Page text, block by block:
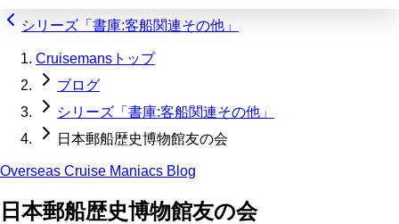
シリーズ「書庫:客船関連その他」
Cruisemansトップ
ブログ
シリーズ「書庫:客船関連その他」
日本郵船歴史博物館友の会
Overseas Cruise Maniacs Blog
日本郵船歴史博物館友の会